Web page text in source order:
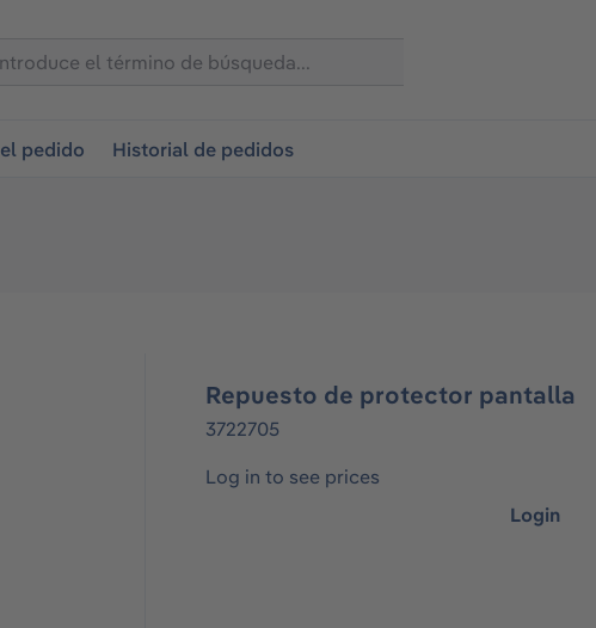
pedido Historial de pedidos
Repuesto de protector pantalla
3722705
Log in to see prices
Login